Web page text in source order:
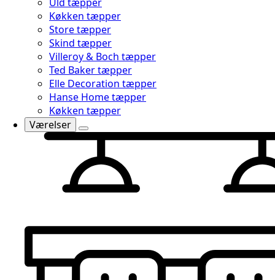
Køkken tæpper
Store tæpper
Skind tæpper
Villeroy & Boch tæpper
Ted Baker tæpper
Elle Decoration tæpper
Hanse Home tæpper
Køkken tæpper
Værelser